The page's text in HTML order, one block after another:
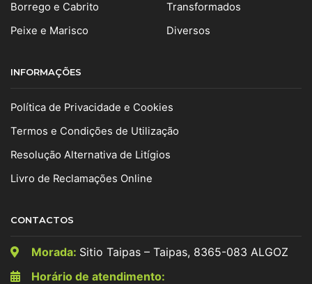
Borrego e Cabrito
Peixe e Marisco
Transformados
Diversos
INFORMAÇÕES
Política de Privacidade e Cookies
Termos e Condições de Utilização
Resolução Alternativa de Litígios
Livro de Reclamações Online
CONTACTOS
Morada: Sitio Taipas – Taipas, 8365-083 ALGOZ
Horário de atendimento: